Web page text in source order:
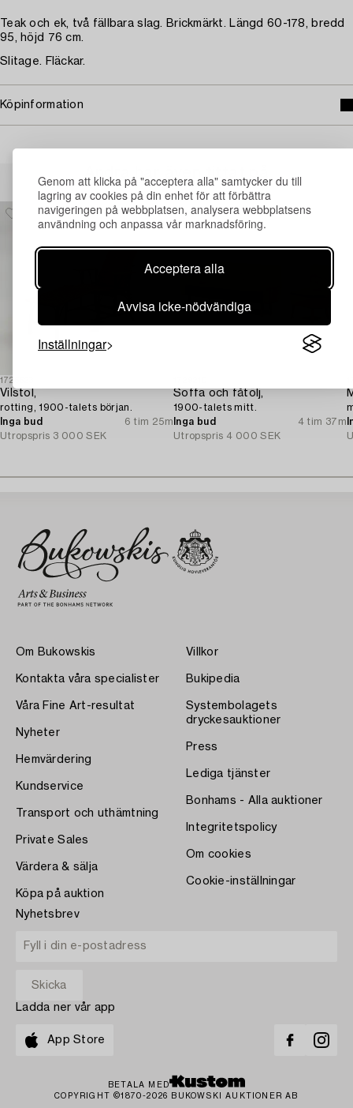
Genom att klicka på "acceptera alla" samtycker du till
lagring av cookies på din enhet för att förbättra
navigeringen på webbplatsen, analysera webbplatsens
användning och anpassa vår marknadsföring.
Acceptera alla
Avvisa icke-nödvändiga
Inställningar
Teak och ek, två fällbara slag. Brickmärkt. Längd 60-178, bredd
95, höjd 76 cm.
Slitage. Fläckar.
Köpinformation
Andra har även tittat på
1726623
Vilstol,
rotting, 1900-talets början.
Inga bud
6 tim 25m
Utropspris 3 000 SEK
Soffa och fåtölj,
1900-talets mitt.
Inga bud
4 tim 37m
Utropspris 4 000 SEK
Om Bukowskis
Kontakta våra specialister
Våra Fine Art-resultat
Nyheter
Hemvärdering
Kundservice
Transport och uthämtning
Private Sales
Värdera & sälja
Köpa på auktion
Villkor
Bukipedia
Systembolagets
dryckesauktioner
Press
Lediga tjänster
Bonhams - Alla auktioner
Integritetspolicy
Om cookies
Cookie-inställningar
Nyhetsbrev
Ladda ner vår app
App Store
BETALA MED
COPYRIGHT ©1870-2026 BUKOWSKI AUKTIONER AB